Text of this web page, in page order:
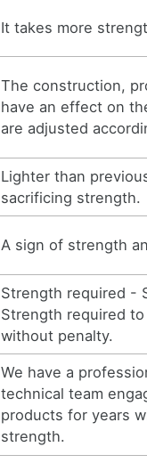
It takes more
The construction,
have an effect on
are adjusted
Lighter than
sacrificing strength.
A sign of strength
Strength required -
Strength required
without penalty.
We have a
technical team
products for years
strength.